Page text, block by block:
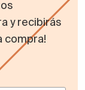
y recibirás
compra!